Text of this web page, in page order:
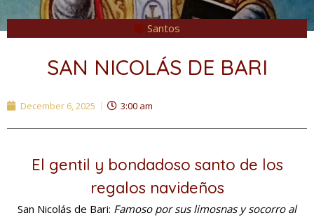
Santos
SAN NICOLÁS DE BARI
December 6, 2025 3:00 am
El gentil y bondadoso santo de los
regalos navideños
San Nicolás de Bari: Famoso por sus limosnas y socorro al